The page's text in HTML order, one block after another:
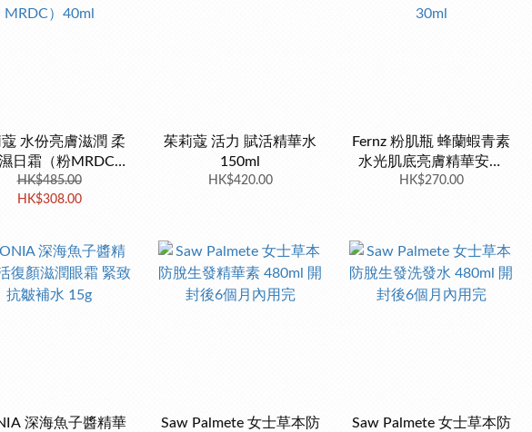
水份亮膚滋潤 柔
日霜（粉MRDC）
40ml
HK$485.00
HK$308.00
茱莉蔻 活力 賦活精華水
150ml
HK$420.00
Fernz 粉肌瓶 蜂蘭蝦青素
水光肌底亮膚精華安瓶
30ml
HK$270.00
深海魚子醬精華
Saw Palmete 女士草本防
Saw Palmete 女士草本防